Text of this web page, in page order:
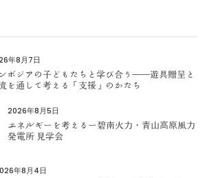
年8月7日
ボジアの子どもたちと学び合う――遊具贈呈と
を通して考える「支援」のかたち
2026年8月5日
エネルギーを考えるー碧南火力・青山高原風力
発電所 見学会
年8月4日